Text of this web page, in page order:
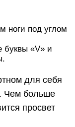
ноги под углом
буквы «V» и
для себя
Чем больше
просвет